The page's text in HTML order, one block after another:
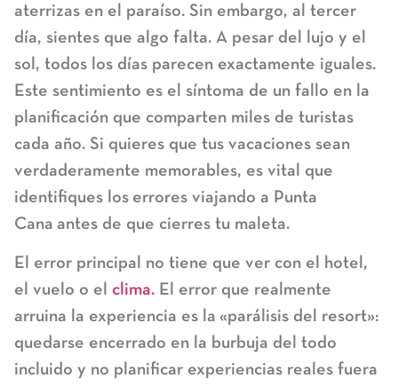
aterrizas en el paraíso. Sin embargo, al tercer
día, sientes que algo falta. A pesar del lujo y el
sol, todos los días parecen exactamente iguales.
Este sentimiento es el síntoma de un fallo en la
planificación que comparten miles de turistas
cada año. Si quieres que tus vacaciones sean
verdaderamente memorables, es vital que
identifiques los errores viajando a Punta
Cana antes de que cierres tu maleta.
El error principal no tiene que ver con el hotel,
el vuelo o el clima. El error que realmente
arruina la experiencia es la «parálisis del resort»:
quedarse encerrado en la burbuja del todo
incluido y no planificar experiencias reales fuera